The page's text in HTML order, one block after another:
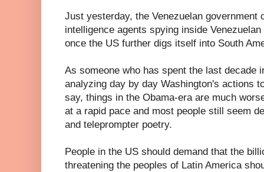
Just yesterday, the Venezuelan government
intelligence agents spying inside
once the US further digs itself into South
As someone who has spent the last decade
analyzing day by day Washington's actions
say, things in the Obama-era are much
at a rapid pace and most people still seem
and teleprompter poetry.
People in the US should demand that the
threatening the peoples of Latin America